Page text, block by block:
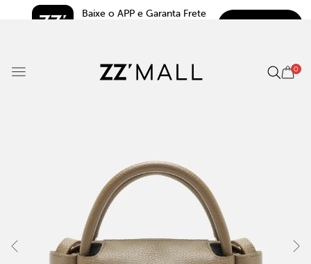
Baixe o APP e Garanta Frete
0